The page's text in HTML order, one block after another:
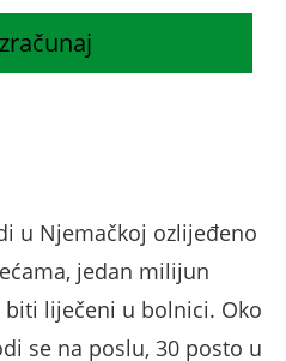
u Njemačkoj ozlijeđeno
jedan milijun
liječeni u bolnici. Oko
se na poslu, 30 posto u